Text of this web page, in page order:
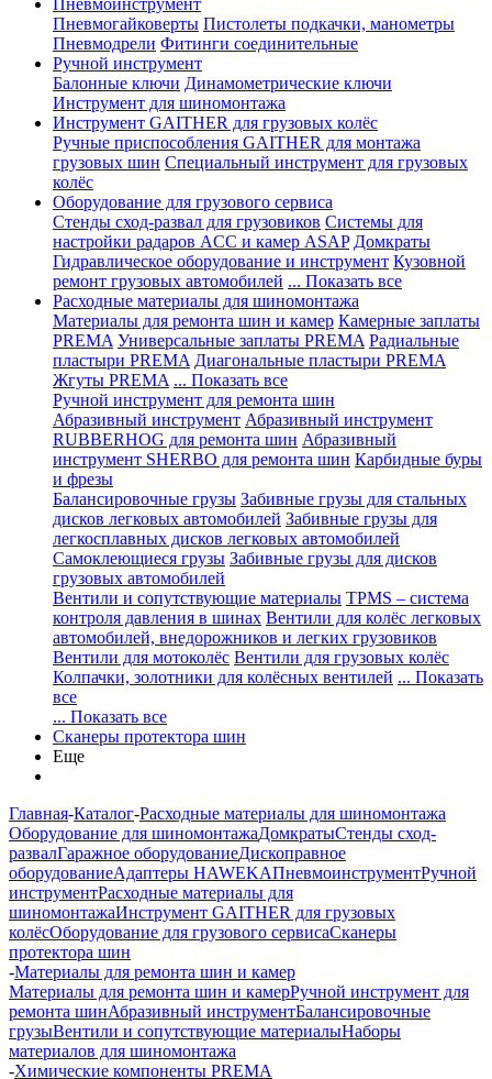
Пневмоинструмент
Пневмогайковерты Пистолеты подкачки, манометры
Пневмодрели Фитинги соединительные
Ручной инструмент
Балонные ключи Динамометрические ключи
Инструмент для шиномонтажа
Инструмент GAITHER для грузовых колёс
Ручные приспособления GAITHER для монтажа
грузовых шин Специальный инструмент для грузовых
колёс
Оборудование для грузового сервиса
Стенды сход-развал для грузовиков Системы для
настройки радаров ACC и камер ASAP Домкраты
Гидравлическое оборудование и инструмент Кузовной
ремонт грузовых автомобилей ... Показать все
Расходные материалы для шиномонтажа
Материалы для ремонта шин и камер Камерные заплаты
PREMA Универсальные заплаты PREMA Радиальные
пластыри PREMA Диагональные пластыри PREMA
Жгуты PREMA ... Показать все
Ручной инструмент для ремонта шин
Абразивный инструмент Абразивный инструмент
RUBBERHOG для ремонта шин Абразивный
инструмент SHERBO для ремонта шин Карбидные буры
и фрезы
Балансировочные грузы Забивные грузы для стальных
дисков легковых автомобилей Забивные грузы для
легкосплавных дисков легковых автомобилей
Самоклеющиеся грузы Забивные грузы для дисков
грузовых автомобилей
Вентили и сопутствующие материалы TPMS – система
контроля давления в шинах Вентили для колёс легковых
автомобилей, внедорожников и легких грузовиков
Вентили для мотоколёс Вентили для грузовых колёс
Колпачки, золотники для колёсных вентилей ... Показать
все
... Показать все
Сканеры протектора шин
Еще
Главная-Каталог-Расходные материалы для шиномонтажа
Оборудование для шиномонтажаДомкратыСтенды сход-
развалГаражное оборудованиеДископравное
оборудованиеАдаптеры HAWEKAПневмоинструментРучной
инструментРасходные материалы для
шиномонтажаИнструмент GAITHER для грузовых
колёсОборудование для грузового сервисаСканеры
протектора шин
-Материалы для ремонта шин и камер
Материалы для ремонта шин и камерРучной инструмент для
ремонта шинАбразивный инструментБалансировочные
грузыВентили и сопутствующие материалыНаборы
материалов для шиномонтажа
-Химические компоненты PREMA